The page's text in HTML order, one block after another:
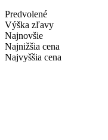
Predvolené
Výška zľavy
Najnovšie
Najnižšia cena
Najvyššia cena